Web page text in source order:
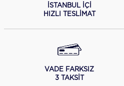
İSTANBUL İÇİ
HIZLI TESLİMAT
VADE FARKSIZ
3 TAKSİT